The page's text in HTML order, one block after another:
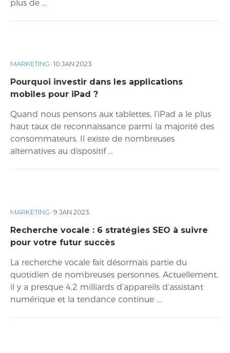
plus de ...
MARKETING ·10 JAN 2023
Pourquoi investir dans les applications
mobiles pour iPad ?
Quand nous pensons aux tablettes, l’iPad a le plus
haut taux de reconnaissance parmi la majorité des
consommateurs. Il existe de nombreuses
alternatives au dispositif ...
MARKETING ·9 JAN 2023
Recherche vocale : 6 stratégies SEO à suivre
pour votre futur succès
La recherche vocale fait désormais partie du
quotidien de nombreuses personnes. Actuellement,
il y a presque 4,2 milliards d’appareils d’assistant
numérique et la tendance continue ...